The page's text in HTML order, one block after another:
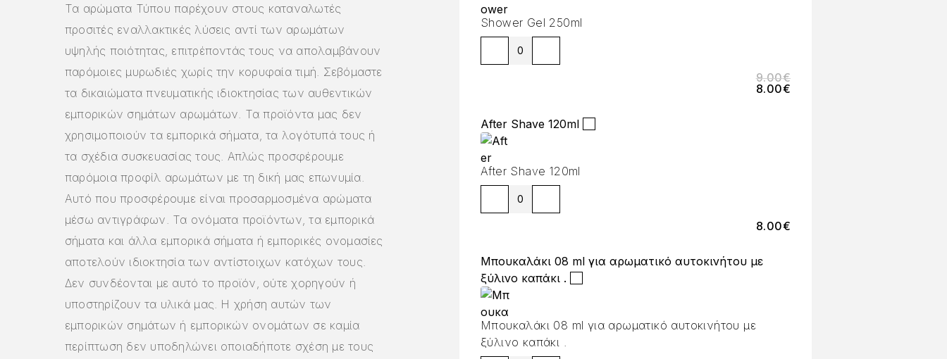
Τα αρώματα Τύπου παρέχουν στους καταναλωτές
προσιτές εναλλακτικές λύσεις αντί των αρωμάτων
υψηλής ποιότητας, επιτρέποντάς τους να απολαμβάνουν
παρόμοιες μυρωδιές χωρίς την κορυφαία τιμή. Σεβόμαστε
τα δικαιώματα πνευματικής ιδιοκτησίας των αυθεντικών
εμπορικών σημάτων αρωμάτων. Τα προϊόντα μας δεν
χρησιμοποιούν τα εμπορικά σήματα, τα λογότυπά τους ή
τα σχέδια συσκευασίας τους. Απλώς προσφέρουμε
παρόμοια προφίλ αρωμάτων με τη δική μας επωνυμία.
Αυτό που προσφέρουμε είναι προσαρμοσμένα αρώματα
μέσω αντιγράφων. Τα ονόματα προϊόντων, τα εμπορικά
σήματα και άλλα εμπορικά σήματα ή εμπορικές ονομασίες
αποτελούν ιδιοκτησία των αντίστοιχων κατόχων τους.
Δεν συνδέονται με αυτό το προϊόν, ούτε χορηγούν ή
υποστηρίζουν τα υλικά μας. Η χρήση αυτών των
εμπορικών σημάτων ή εμπορικών ονομάτων σε καμία
περίπτωση δεν υποδηλώνει οποιαδήποτε σχέση με τους
Shower Gel 250ml
9.00€
8.00€
After Shave 120ml
After Shave 120ml
8.00€
Μπουκαλάκι 08 ml για αρωματικό αυτοκινήτου με
ξύλινο καπάκι .
Μπουκαλάκι 08 ml για αρωματικό αυτοκινήτου με
ξύλινο καπάκι .